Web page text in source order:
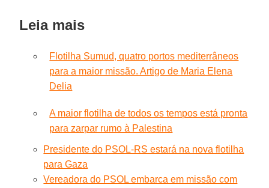
Leia mais
Flotilha Sumud, quatro portos mediterrâneos
para a maior missão. Artigo de Maria Elena
Delia
A maior flotilha de todos os tempos está pronta
para zarpar rumo à Palestina
Presidente do PSOL-RS estará na nova flotilha
para Gaza
Vereadora do PSOL embarca em missão com